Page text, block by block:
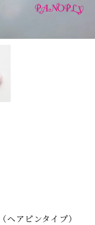
ヘアピンタイプ）